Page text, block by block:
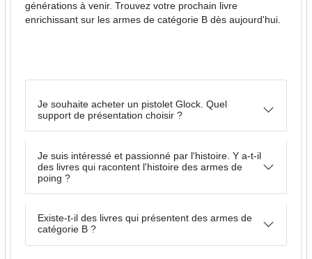
générations à venir. Trouvez votre prochain livre
enrichissant sur les armes de catégorie B dès aujourd'hui.
Je souhaite acheter un pistolet Glock. Quel
support de présentation choisir ?
Je suis intéressé et passionné par l'histoire. Y a-t-il
des livres qui racontent l'histoire des armes de
poing ?
Existe-t-il des livres qui présentent des armes de
catégorie B ?